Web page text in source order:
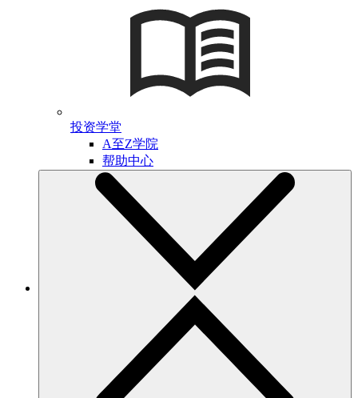
投资学堂
A至Z学院
帮助中心